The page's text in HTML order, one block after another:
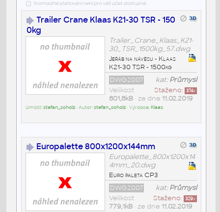
hromadné stahování není pro váš účet dostupné
Trailer Crane Klaas K21-30 TSR - 150
0kg
Trailer_Crane_Klaas_K21-
30_TSR_1500kg_57.dwg
Jeřáb na návěsu - Klaas
K21-30 TSR - 1500kg
kat:Průmysl
DWG2007
Staženo: 374x
Velikost
801,8kB• ze dne 11.02.2019
Umístil:stefan_scholz• Autor:stefan_scholz• Výrobce: Klaas
Europalette 800x1200x144mm
Europalette_800x1200x14
4mm_20.dwg
Euro paleta CP3
kat:Průmysl
DWG2007
Staženo: 329x
Velikost
779,1kB• ze dne 11.02.2019